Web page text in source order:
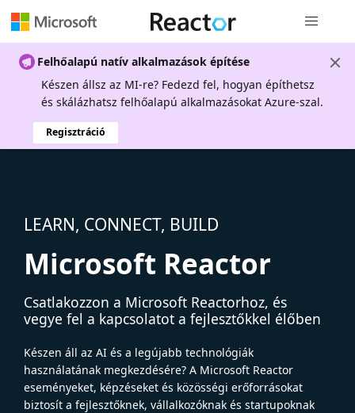
Felhőalapú natív alkalmazások építése
Készen állsz az MI-re? Fedezd fel, hogyan építhetsz
és skálázhatsz felhőalapú alkalmazásokat Azure-szal.
Regisztráció
LEARN, CONNECT, BUILD
Microsoft Reactor
Csatlakozzon a Microsoft Reactorhoz, és
vegye fel a kapcsolatot a fejlesztőkkel élőben
Készen áll az AI és a legújabb technológiák
használatának megkezdésére? A Microsoft Reactor
eseményeket, képzéseket és közösségi erőforrásokat
biztosít a fejlesztőknek, vállalkozóknak és startupoknak